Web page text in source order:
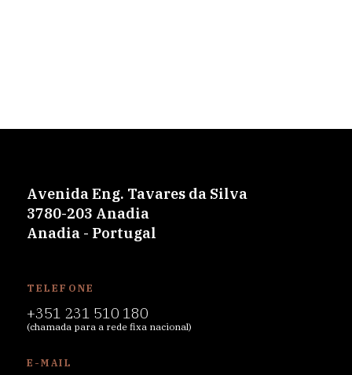
Avenida Eng. Tavares da Silva
3780-203 Anadia
Anadia - Portugal
TELEFONE
+351 231 510 180
(chamada para a rede fixa nacional)
E-MAIL